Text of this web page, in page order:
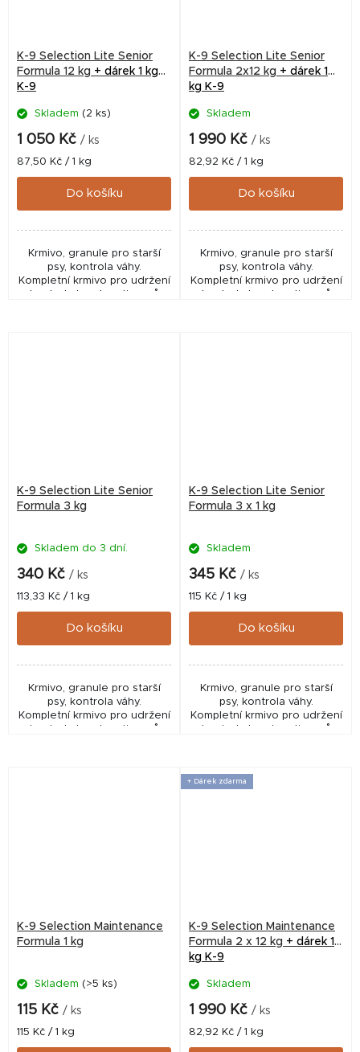
K-9 Selection Lite Senior
Formula 12 kg + dárek 1 kg
K-9
Skladem (2 ks)
1 050 Kč / ks
Měrná
cena:
87,50 Kč / 1 kg
Do košíku
Krmivo, granule pro starší
psy, kontrola váhy.
Kompletní krmivo pro udržení
a kontrolu hmotnosti u psů s
K-9 Selection Lite Senior
Formula 2x12 kg + dárek 1
kg K-9
Průměrné
hodnocení
produktu
je
5,0
5
hvězdiček.
Skladem
1 990 Kč / ks
Měrná
cena:
82,92 Kč / 1 kg
Do košíku
Krmivo, granule pro starší
psy, kontrola váhy.
Kompletní krmivo pro udržení
a kontrolu hmotnosti u psů s
K-9 Selection Lite Senior
Formula 3 kg
Průměrné
hodnocení
produktu
je
5,0
5
hvězdiček.
Skladem do 3 dní.
340 Kč / ks
Měrná
cena:
113,33 Kč / 1 kg
Do košíku
Krmivo, granule pro starší
psy, kontrola váhy.
Kompletní krmivo pro udržení
K-9 Selection Lite Senior
Formula 3 x 1 kg
Skladem
345 Kč / ks
Měrná
cena:
115 Kč / 1 kg
Do košíku
Krmivo, granule pro starší
psy, kontrola váhy.
Kompletní krmivo pro udržení
K-9 Selection Maintenance
Formula 1 kg
Skladem (>5 ks)
115 Kč / ks
Měrná
cena:
115 Kč / 1 kg
+ Dárek zdarma
K-9 Selection Maintenance
Formula 2 x 12 kg + dárek 1
kg K-9
Skladem
1 990 Kč / ks
Měrná
cena:
82,92 Kč / 1 kg